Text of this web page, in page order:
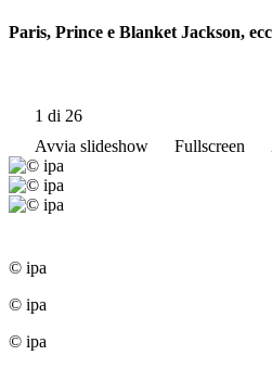
Paris, Prince e Blanket Jackson,
1 di 26
Avvia slideshow
Fullscreen
© ipa
© ipa
© ipa